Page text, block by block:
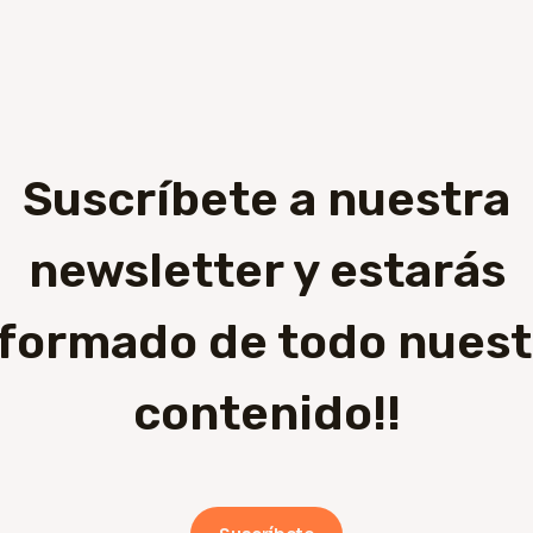
Suscríbete a nuestra
newsletter y estarás
de todo
contenido!!